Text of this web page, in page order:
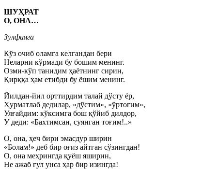
ШУҲРАТ
О, ОНА…
Зулфияга
Кўз очиб оламга келгандан бери
Неларни кўрмади бу бошим менинг.
Озми-кўп танидим ҳаётнинг сирин,
Қирққа ҳам етибди бу ёшим менинг.
Йилдан-йил орттирдим талай дўсту ёр,
Ҳурматлаб дедилар, «дўстим», «ўртоғим»,
Улғайдим: кўксимга бош қўйиб дилдор,
У деди: «Бахтимсан, суянган тоғим!..»
О, она, ҳеч бири эмасдур ширин
«Болам!» деб бир оғиз айтган сўзингдан!
О, она меҳрингда қуёш яширин,
Не ажаб гул унса ҳар бир изингда!